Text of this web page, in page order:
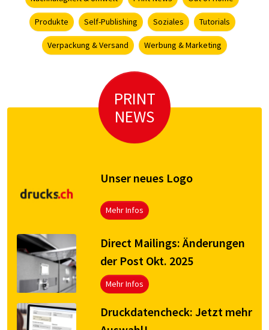
Produkte Self-Publishing Soziales Tutorials
Verpackung & Versand Werbung & Marketing
PRINT
NEWS
Unser neues Logo
Mehr Infos
Direct Mailings: Änderungen
der Post Okt. 2025
Mehr Infos
Druck­da­ten­check: Jetzt mehr